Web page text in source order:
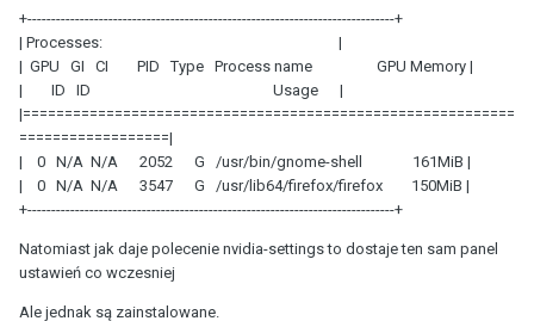
+-----------------------------------------------------------------------------+
| Processes: |
| GPU GI CI PID Type Process name GPU Memory |
| ID ID Usage |
|===========================================================
==================|
| 0 N/A N/A 2052 G /usr/bin/gnome-shell 161MiB |
| 0 N/A N/A 3547 G /usr/lib64/firefox/firefox 150MiB |
+-----------------------------------------------------------------------------+
Natomiast jak daje polecenie nvidia-settings to dostaje ten sam panel
ustawień co wczesniej
Ale jednak są zainstalowane.